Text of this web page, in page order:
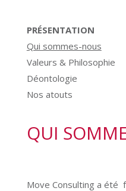
PRÉSENTATION
Qui sommes-nous
Valeurs & Philosophie
Déontologie
Nos atouts
QUI
Move Consulting a été